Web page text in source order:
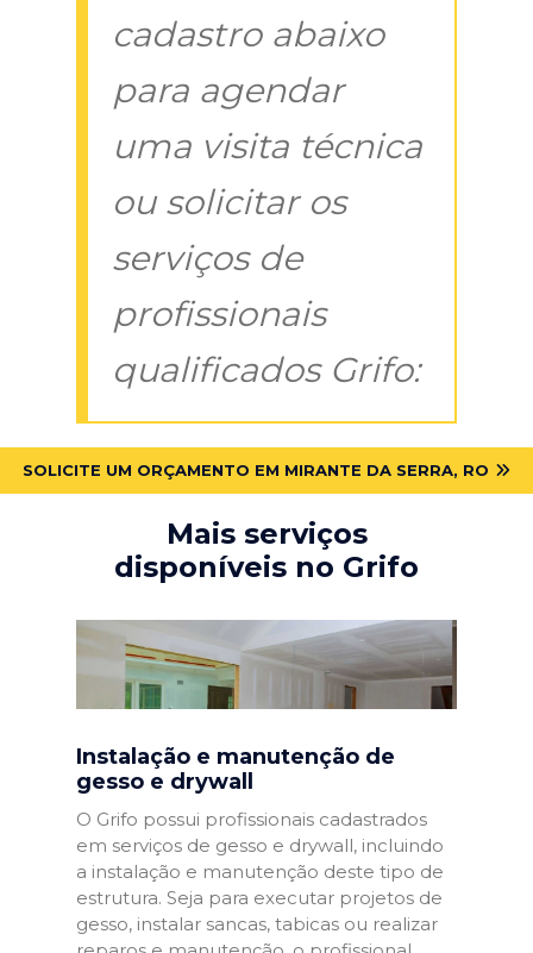
cadastro abaixo
para agendar
uma visita técnica
ou solicitar os
serviços de
profissionais
qualificados Grifo:
SOLICITE UM ORÇAMENTO EM MIRANTE DA SERRA, RO
Mais serviços
disponíveis no Grifo
Instalação e manutenção de
gesso e drywall
O Grifo possui profissionais cadastrados
em serviços de gesso e drywall, incluindo
a instalação e manutenção deste tipo de
estrutura. Seja para executar projetos de
gesso, instalar sancas, tabicas ou realizar